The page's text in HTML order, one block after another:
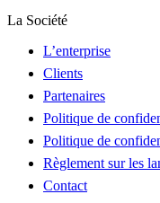
La Société
L’enterprise
Clients
Partenaires
Politique de
Politique de
Règlement sur les
Contact